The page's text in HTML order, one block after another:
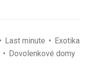
Last minute
Exotika
Dovolenkové domy